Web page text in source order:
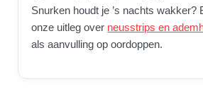
Snurken houdt je ’s nachts wakker?
onze uitleg over neusstrips en
als aanvulling op oordoppen.